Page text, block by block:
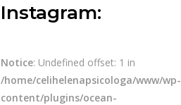
Instagram:
Notice: Undefined offset: 1 in
/home/celihelenapsicologa/www/wp-
content/plugins/ocean-